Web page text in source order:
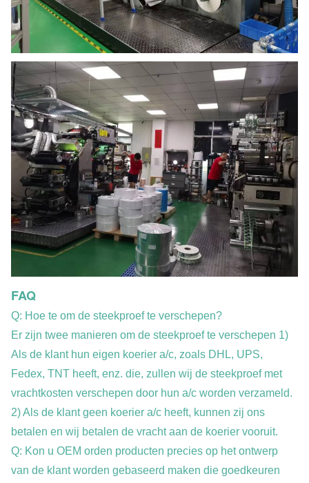
FAQ
Q: Hoe te om de steekproef te verschepen?
Er zijn twee manieren om de steekproef te verschepen 1)
Als de klant hun eigen koerier a/c, zoals DHL, UPS,
Fedex, TNT heeft, enz. die, zullen wij de steekproef met
vrachtkosten verschepen door hun a/c worden verzameld.
2) Als de klant geen koerier a/c heeft, kunnen zij ons
betalen en wij betalen de vracht aan de koerier vooruit.
Q: Kon u OEM orden producten precies op het ontwerp
van de klant worden gebaseerd maken die goedkeuren